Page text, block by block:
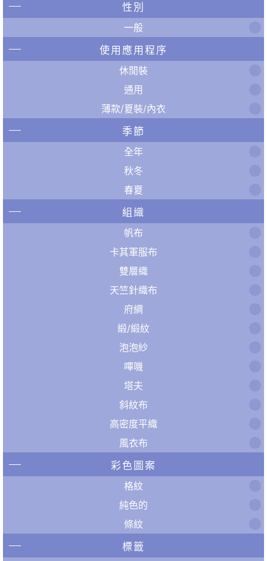
性別
一般
使用應用程序
休閒裝
通用
薄款/夏裝/內衣
季節
全年
秋冬
春夏
組織
帆布
卡其軍服布
雙層織
天竺針織布
府綢
緞/緞紋
泡泡紗
嗶嘰
塔夫
斜紋布
高密度平織
風衣布
彩色圖案
格紋
純色的
條紋
標籤